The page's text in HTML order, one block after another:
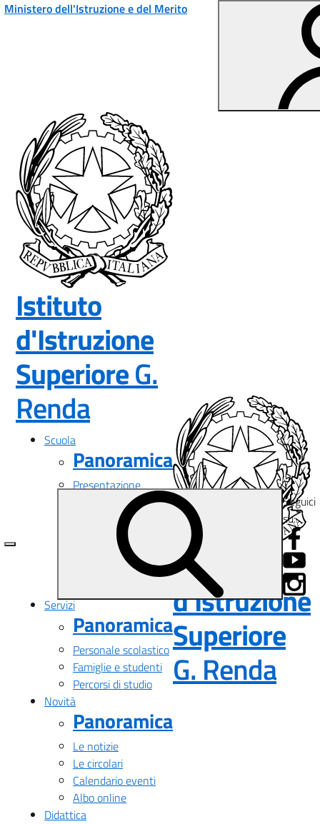
Vai ai contenuti
Vai al menu di navigazione
Vai al footer
Ministero dell'Istruzione e del Merito
Istituto
d'Istruzione
SuperioreG.
Renda— Visita la pagina
Scuola
Panoramica
Presentazione
Le persone
I numeri della scuola
Le carte della scuola
Organizzazione
Servizi
Panoramica
Personale scolastico
Famiglie e studenti
Percorsi di studio
Novità
Panoramica
Le notizie
Le circolari
Calendario eventi
Albo online
Didattica
Istituto
d'Istruzione
Superiore
G. Renda—
Seguici
su: